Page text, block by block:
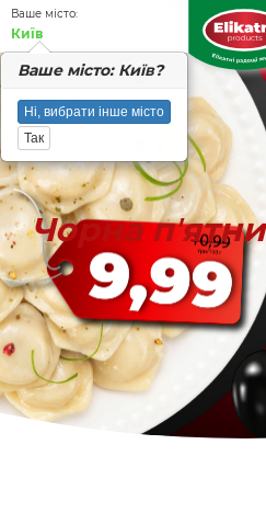
Вашe місто:
Київ
Вашe місто: Київ?
Ні, вибрати інше місто
Так
Чорна